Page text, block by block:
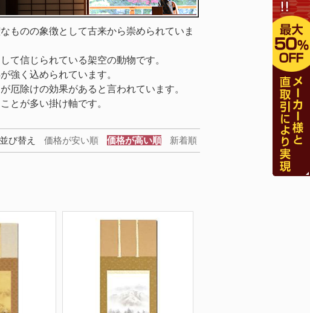
ものの象徴として古来から崇められていま
て信じられている架空の動物です。
強く込められています。
厄除けの効果があると言われています。
とが多い掛け軸です。
並び替え 価格が安い順 価格が高い順 新着順